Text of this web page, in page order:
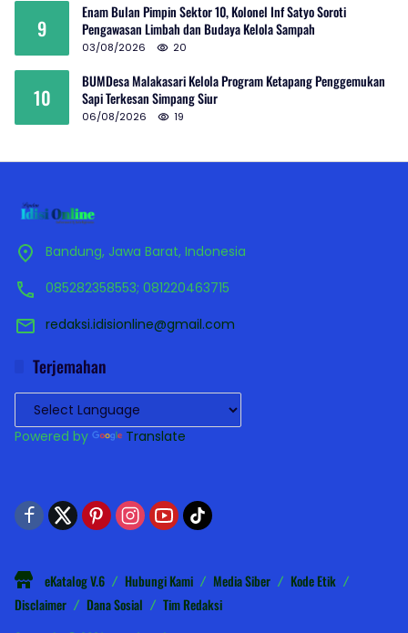
9
Enam Bulan Pimpin Sektor 10, Kolonel Inf Satyo Soroti
Pengawasan Limbah dan Budaya Kelola Sampah
03/08/2026 20
10
BUMDesa Malakasari Kelola Program Ketapang Penggemukan
Sapi Terkesan Simpang Siur
06/08/2026 19
Bandung, Jawa Barat, Indonesia
085282358553; 081220463715
redaksi.idisionline@gmail.com
Terjemahan
Powered by Translate
eKatalog V.6 Hubungi Kami Media Siber
Kode Etik
Disclaimer
Dana Sosial
Tim Redaksi